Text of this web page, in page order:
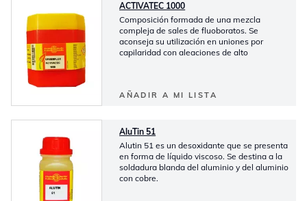
ACTIVATEC 1000
Composición formada de una mezcla
compleja de sales de fluoboratos. Se
aconseja su utilización en uniones por
capilaridad con aleaciones de alto
AÑADIR A MI LISTA
AluTin 51
Alutin 51 es un desoxidante que se presenta
en forma de líquido viscoso. Se destina a la
soldadura blanda del aluminio y del aluminio
con cobre.